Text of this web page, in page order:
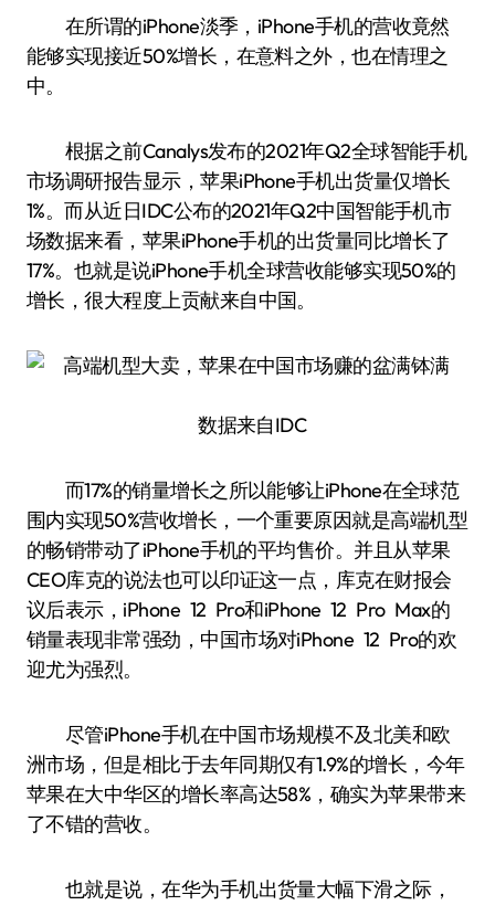
在所谓的iPhone淡季，iPhone手机的营收竟然
能够实现接近50%增长，在意料之外，也在情理之
中。
根据之前Canalys发布的2021年Q2全球智能手机
市场调研报告显示，苹果iPhone手机出货量仅增长
1%。而从近日IDC公布的2021年Q2中国智能手机市
场数据来看，苹果iPhone手机的出货量同比增长了
17%。也就是说iPhone手机全球营收能够实现50%的
增长，很大程度上贡献来自中国。
数据来自IDC
而17%的销量增长之所以能够让iPhone在全球范
围内实现50%营收增长，一个重要原因就是高端机型
的畅销带动了iPhone手机的平均售价。并且从苹果
CEO库克的说法也可以印证这一点，库克在财报会
议后表示，iPhone 12 Pro和iPhone 12 Pro Max的
销量表现非常强劲，中国市场对iPhone 12 Pro的欢
迎尤为强烈。
尽管iPhone手机在中国市场规模不及北美和欧
洲市场，但是相比于去年同期仅有1.9%的增长，今年
苹果在大中华区的增长率高达58%，确实为苹果带来
了不错的营收。
也就是说，在华为手机出货量大幅下滑之际，